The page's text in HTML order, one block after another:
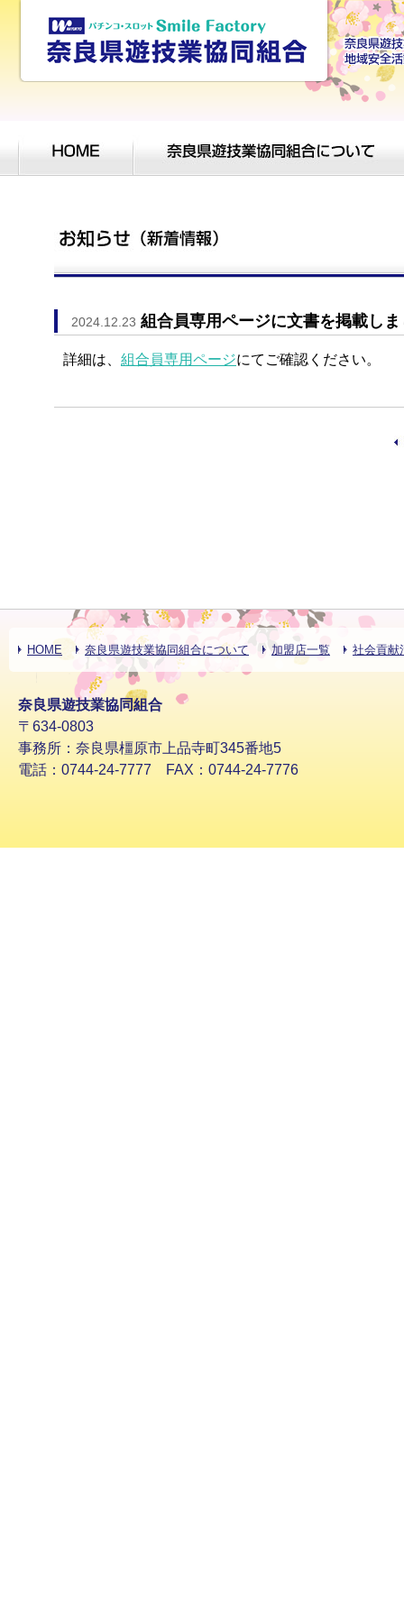
2024.12.23 組合員専用ページに文書を掲載しま
詳細は、 組合員専用ページにてご確認ください。
HOME 奈良県遊技業協同組合について 加盟店一覧 社会貢献
奈良県遊技業協同組合
〒634-0803
事務所：奈良県橿原市上品寺町345番地5
電話：0744-24-7777 FAX：0744-24-7776